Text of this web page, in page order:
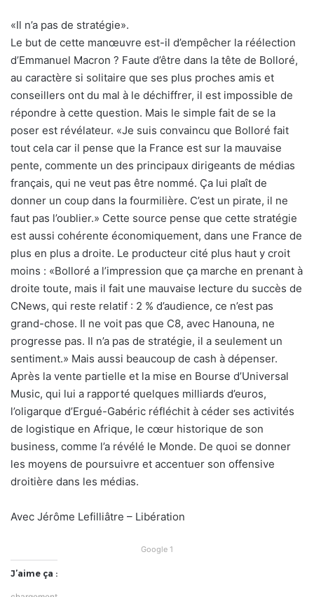
«Il n’a pas de stratégie».
Le but de cette manœuvre est-il d’empêcher la réélection
d’Emmanuel Macron ? Faute d’être dans la tête de Bolloré,
au caractère si solitaire que ses plus proches amis et
conseillers ont du mal à le déchiffrer, il est impossible de
répondre à cette question. Mais le simple fait de se la
poser est révélateur. «Je suis convaincu que Bolloré fait
tout cela car il pense que la France est sur la mauvaise
pente, commente un des principaux dirigeants de médias
français, qui ne veut pas être nommé. Ça lui plaît de
donner un coup dans la fourmilière. C’est un pirate, il ne
faut pas l’oublier.» Cette source pense que cette stratégie
est aussi cohérente économiquement, dans une France de
plus en plus a droite. Le producteur cité plus haut y croit
moins : «Bolloré a l’impression que ça marche en prenant à
droite toute, mais il fait une mauvaise lecture du succès de
CNews, qui reste relatif : 2 % d’audience, ce n’est pas
grand-chose. Il ne voit pas que C8, avec Hanouna, ne
progresse pas. Il n’a pas de stratégie, il a seulement un
sentiment.» Mais aussi beaucoup de cash à dépenser.
Après la vente partielle et la mise en Bourse d’Universal
Music, qui lui a rapporté quelques milliards d’euros,
l’oligarque d’Ergué-Gabéric réfléchit à céder ses activités
de logistique en Afrique, le cœur historique de son
business, comme l’a révélé le Monde. De quoi se donner
les moyens de poursuivre et accentuer son offensive
droitière dans les médias.
Avec Jérôme Lefilliâtre – Libération
Google 1
J’aime ça :